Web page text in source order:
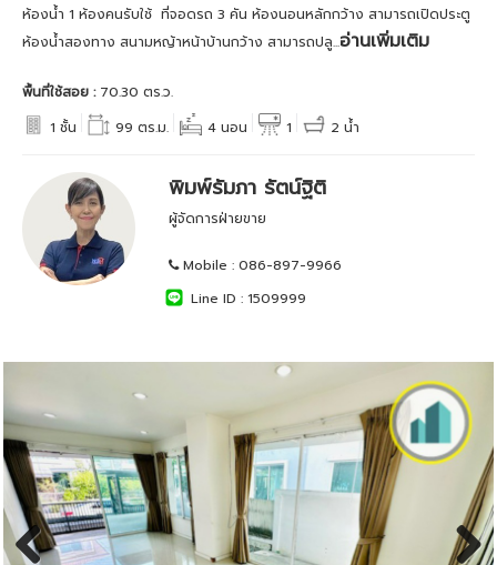
ห้องน้ำ 1 ห้องคนรับใช้ ที่จอดรถ 3 คัน ห้องนอนหลักกว้าง สามารถเปิดประตู
ห้องน้ำสองทาง สนามหญ้าหน้าบ้านกว้าง สามารถปลู...อ่านเพิ่มเติม
พื้นที่ใช้สอย :70.30 ตร.ว.
1 ชั้น
99 ตร.ม. 4 นอน 1 2 น้ำ
พิมพ์รัมภา รัตน์ฐิติ
ผู้จัดการฝ่ายขาย
Mobile : 086-897-9966
Line ID : 1509999